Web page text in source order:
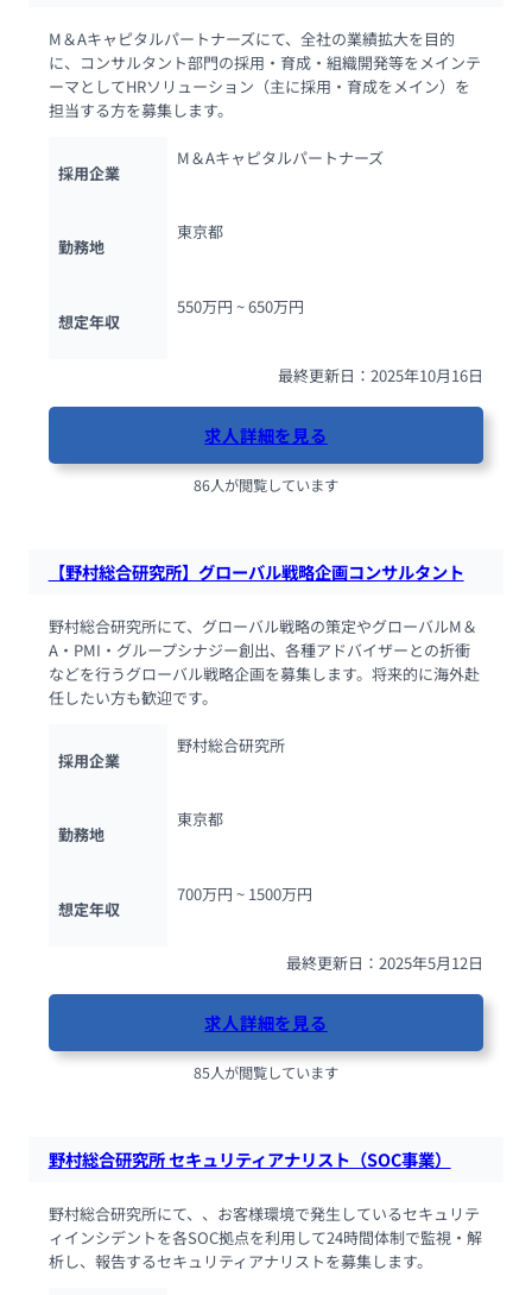
M＆Aキャピタルパートナーズにて、全社の業績拡大を目的
に、コンサルタント部門の採用・育成・組織開発等をメインテ
ーマとしてHRソリューション（主に採用・育成をメイン）を
担当する方を募集します。
採用企業
M＆Aキャピタルパートナーズ
勤務地
東京都
想定年収
550万円 ~ 650万円
最終更新日：2025年10月16日
求人詳細を見る
86人が閲覧しています
【野村総合研究所】グローバル戦略企画コンサルタント
野村総合研究所にて、グローバル戦略の策定やグローバルM＆
A・PMI・グループシナジー創出、各種アドバイザーとの折衝
などを行うグローバル戦略企画を募集します。将来的に海外赴
任したい方も歓迎です。
採用企業
野村総合研究所
勤務地
東京都
想定年収
700万円 ~ 1500万円
最終更新日：2025年5月12日
求人詳細を見る
85人が閲覧しています
野村総合研究所 セキュリティアナリスト（SOC事業）
野村総合研究所にて、、お客様環境で発生しているセキュリテ
ィインシデントを各SOC拠点を利用して24時間体制で監視・解
析し、報告するセキュリティアナリストを募集します。